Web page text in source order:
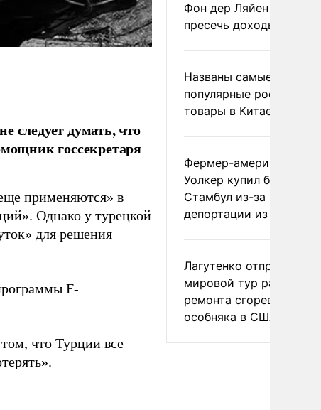
следует думать, что
госсекретаря
применяются» в
Однако у турецкой
для решения
F-
что Турции все
Фон дер Ляйен
пресечь доходы России
Названы самые
популярные российские
товары в Китае
Фермер-американец
Уолкер купил билет в
Стамбул из-за угрозы
депортации из России
Лагутенко отправился в
мировой тур ради
ремонта сгоревшего
особняка в США